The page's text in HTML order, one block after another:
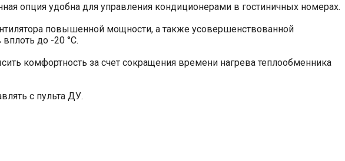
опция удобна для управления кондиционерами в гостиничных номерах.
повышенной мощности, а также усовершенствованной
до -20 °С.
комфортность за счет сокращения времени нагрева теплообменника
с пульта ДУ.